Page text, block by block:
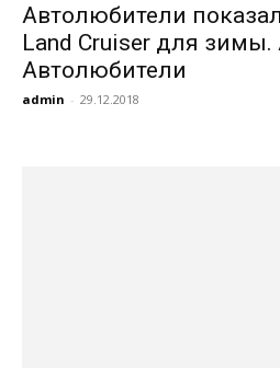
Автолюбители
Land Cruiser для зимы.
Автолюбители
admin - 29.12.2018